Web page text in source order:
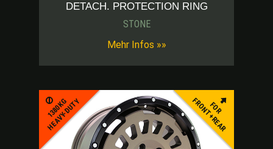
DETACH. PROTECTION RING
STONE
Mehr Infos »»
FOR
FRONT+REAR
1380KG
HEAVY-DUTY